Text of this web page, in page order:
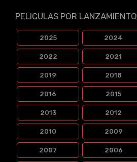
PELICULAS POR LANZAMIENTO
2025 2024
2022 2021
2019 2018
2016 2015
2013 2012
2010 2009
2007 2006